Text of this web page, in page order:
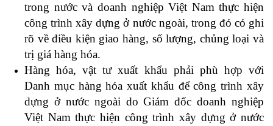
trong nước và doanh nghiệp Việt Nam thực hiện
công trình xây dựng ở nước ngoài, trong đó có ghi
rõ về điều kiện giao hàng, số lượng, chủng loại và
trị giá hàng hóa.
Hàng hóa, vật tư xuất khẩu phải phù hợp với
Danh mục hàng hóa xuất khẩu để công trình xây
dựng ở nước ngoài do Giám đốc doanh nghiệp
Việt Nam thực hiện công trình xây dựng ở nước